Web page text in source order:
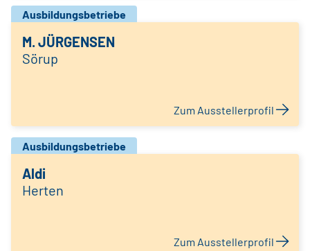
Ausbildungsbetriebe
M. JÜRGENSEN
Sörup
Zum Ausstellerprofil
Ausbildungsbetriebe
Aldi
Herten
Zum Ausstellerprofil